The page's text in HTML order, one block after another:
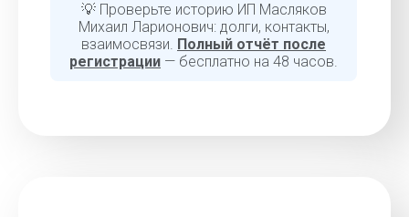
💡 Проверьте историю ИП Масляков
Михаил Ларионович: долги, контакты,
взаимосвязи. Полный отчёт после
регистрации — бесплатно на 48 часов.